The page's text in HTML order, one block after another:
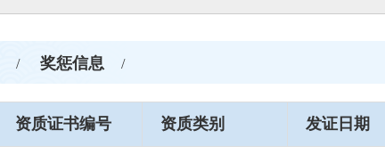
/ 奖惩信息 /
资质证书编号 资质类别 发证日期